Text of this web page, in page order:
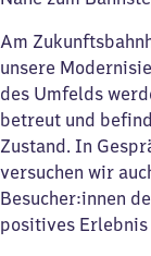
Am
unsere
des Umfelds
betreut und
Zustand. In
versuchen wir
Besucher:innen
positives Erlebnis